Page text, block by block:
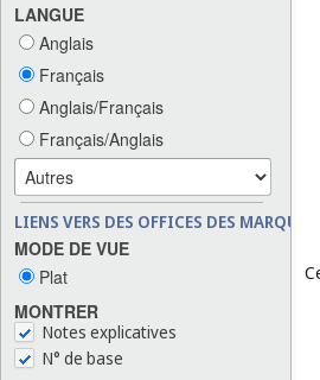
LANGUE
Anglais
Français
Anglais/Français
Français/Anglais
LIENS VERS DES OFFICES DES MARQUES
MODE DE VUE
Plat
MONTRER
Notes explicatives
N° de base